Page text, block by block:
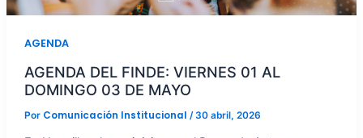
AGENDA
AGENDA DEL FINDE: VIERNES 01 AL
DOMINGO 03 DE MAYO
Por Comunicación Institucional /30 abril, 2026